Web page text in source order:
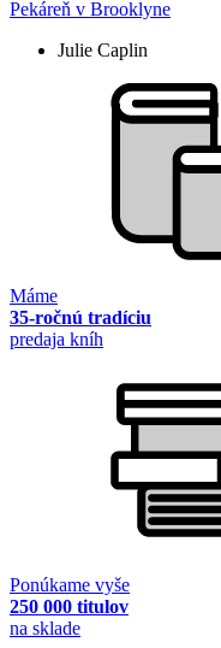
Pekáreň v Brooklyne
Julie Caplin
Máme
35-ročnú tradíciu
predaja kníh
Ponúkame vyše
250 000 titulov
na sklade